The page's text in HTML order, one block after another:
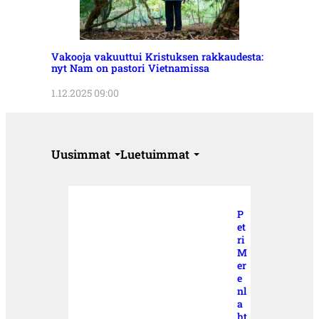
Vakooja vakuuttui Kristuksen rakkaudesta:
nyt Nam on pastori Vietnamissa
1.12.2025 09:00
Uusimmat Luetuimmat
P
et
ri
M
er
e
nl
a